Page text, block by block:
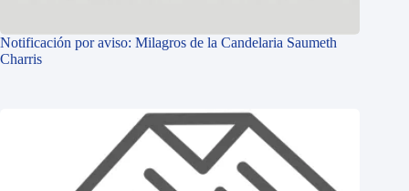
Notificación por aviso: Milagros de la Candelaria Saumeth
Charris